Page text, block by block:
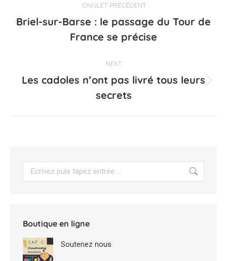
de
commentaire
ONGLET PRÉCÉDENT
Onglet
précédent
Briel-sur-Barse : le passage du Tour de
France se précise
NEXT
Projets
similaires
Les cadoles n’ont pas livré tous leurs
secrets
Search:
Boutique en ligne
Soutenez nous